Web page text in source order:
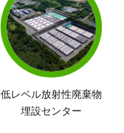
低レベル放射性廃棄物
埋設センター